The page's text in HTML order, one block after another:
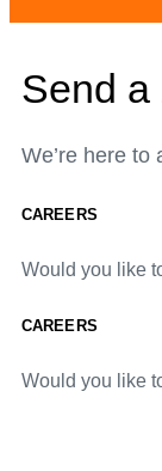
Send a
We’re here to
CAREERS
Would you like
CAREERS
Would you like